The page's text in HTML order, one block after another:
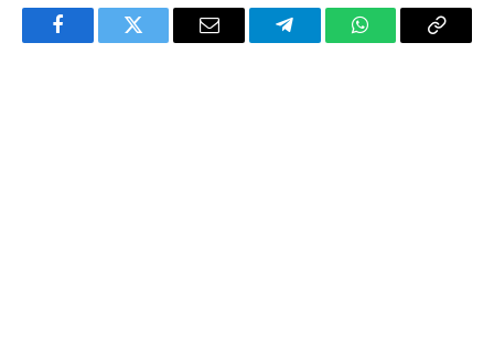
FacebookTwitter Email TelegramWhatsAppCopy